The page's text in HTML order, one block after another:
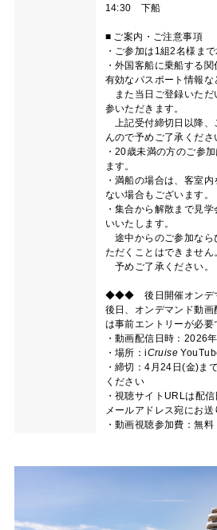
14:30 下船
■ ご案内・ご注意事項
・ご参加は1組2名様まで
・外国客船に乗船する
有効なパスポート情報な
また当日ご登録いただ
参いただきます。
上記受付締切日以降、
んので予めご了承くださ
・20歳未満の方のご参
ます。
・満船の場合は、客室
ない場合もございます。
・集合から解散まで見
いいたします。
途中からのご参加なら
ただくことはできません
予めご了承ください。
◆◆◆ 後日開催オン
後日、オンデマンド動
は事前エントリーが必要
・動画配信日時：2026
・場所：iCruise
・締切：4月24日(金)ま
ください
・視聴サイトURLは配
メールアドレス宛にお送
・動画視聴参加費：無料